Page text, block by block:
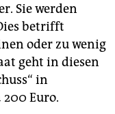
Sie werden
betrifft
oder zu wenig
geht in diesen
in
Euro.